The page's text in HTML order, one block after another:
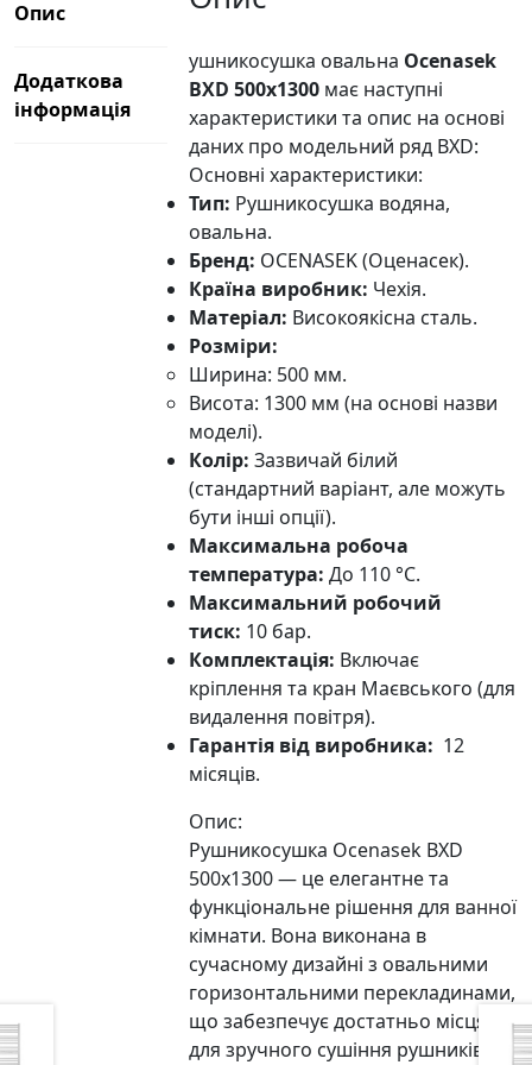
Опис
Додаткова
інформація
ушникосушка овальна Ocenasek
BXD 500х1300 має наступні
характеристики та опис на основі
даних про модельний ряд BXD:
Основні характеристики:
Тип: Рушникосушка водяна,
овальна.
Бренд: OCENASEK (Оценасек).
Країна виробник: Чехія.
Матеріал: Високоякісна сталь.
Розміри:
Ширина: 500 мм.
Висота: 1300 мм (на основі назви
моделі).
Колір: Зазвичай білий
(стандартний варіант, але можуть
бути інші опції).
Максимальна робоча
температура: До 110 °C.
Максимальний робочий
тиск: 10 бар.
Комплектація: Включає
кріплення та кран Маєвського (для
видалення повітря).
Гарантія від виробника: 12
місяців.
Опис:
Рушникосушка Ocenasek BXD
500х1300 — це елегантне та
функціональне рішення для ванної
кімнати. Вона виконана в
сучасному дизайні з овальними
горизонтальними перекладинами,
що забезпечує достатньо місця
для зручного сушіння рушників та